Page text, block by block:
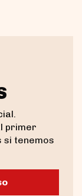
primer
si tenemos